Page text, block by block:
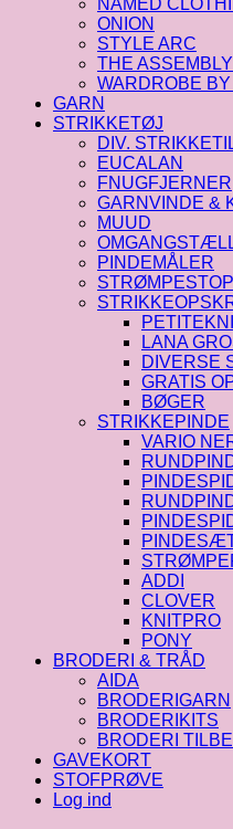
NAMED
ONION
STYLE ARC
THE
WARDROBE BY
GARN
STRIKKETØJ
DIV.
EUCALAN
FNUGFJERNER
GARNVINDE &
MUUD
PINDEMÅLER
STRØMPESTOP
LANA
DIVERSE
GRATIS
BØGER
STRIKKEPINDE
VARIO
ADDI
CLOVER
KNITPRO
PONY
BRODERI & TRÅD
AIDA
BRODERIGARN
BRODERIKITS
BRODERI
GAVEKORT
STOFPRØVE
Log ind